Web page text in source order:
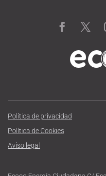
Política de privacidad
Política de Cookies
Aviso legal